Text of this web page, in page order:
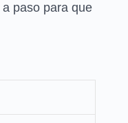
paso para que